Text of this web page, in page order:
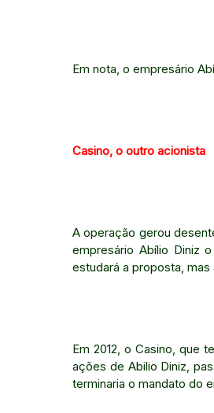
Em nota, o empresário
Casino, o outro acionista
A operação gerou
empresário Abílio Diniz
estudará a proposta,
Em 2012, o Casino, que
ações de Abilio Diniz,
terminaria o mandato do